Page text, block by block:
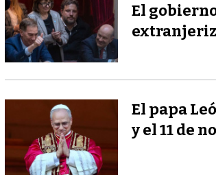
El
El papa
y el 11 de